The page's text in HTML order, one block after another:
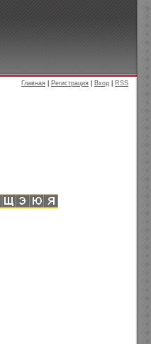
Главная Регистрация Вход RSS